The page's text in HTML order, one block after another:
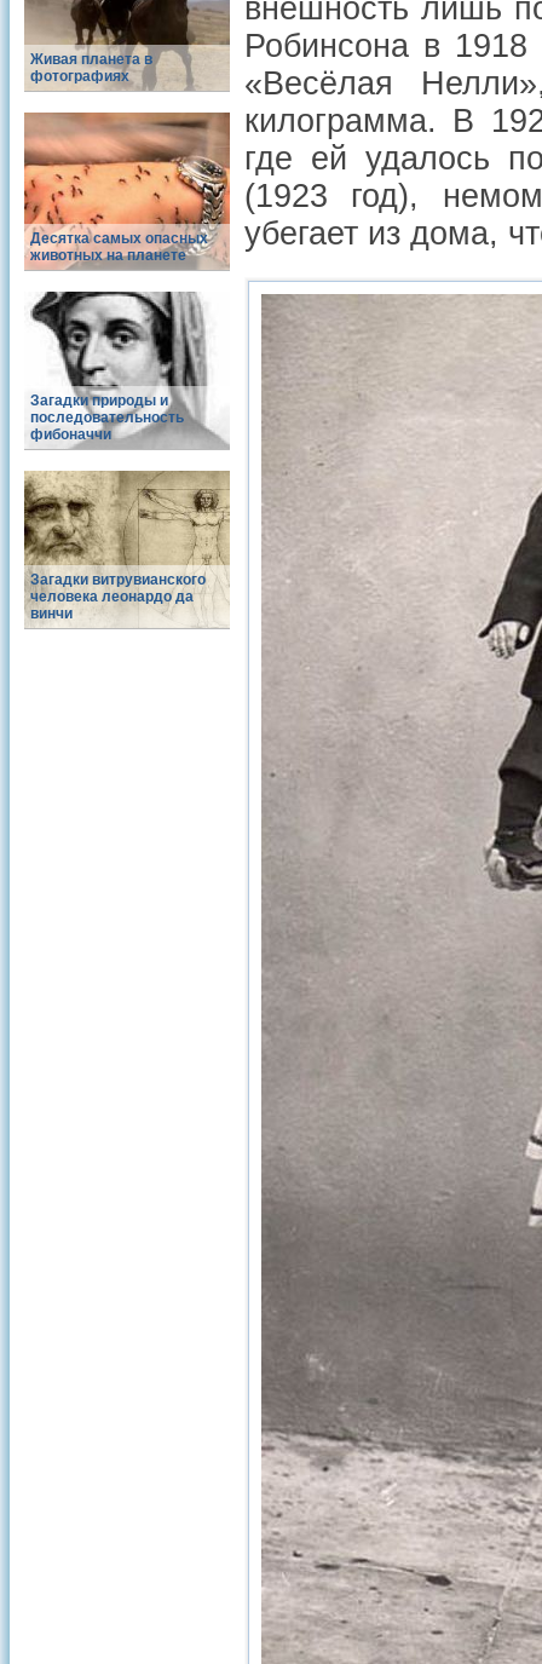
Живая планета в
фотографиях
Десятка самых опасных
животных на планете
Загадки природы и
последовательность
фибоначчи
Загадки витрувианского
человека леонардо да
винчи
внешность лишь
Робинсона в 1918
«Весёлая
килограмма. В
где ей удалось
(1923 год),
убегает из дома,